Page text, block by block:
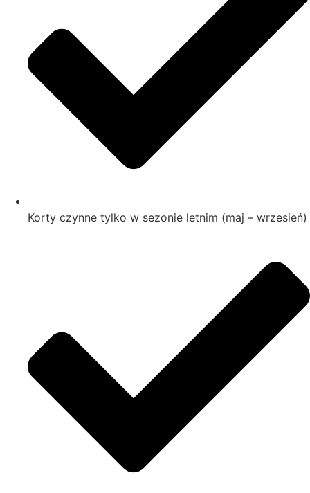
Korty czynne tylko w sezonie letnim (maj – wrzesień)